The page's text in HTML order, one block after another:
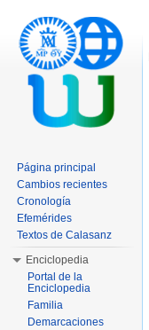
Página principal
Cambios recientes
Cronología
Efemérides
Textos de Calasanz
Enciclopedia
Portal de la
Enciclopedia
Familia
Demarcaciones